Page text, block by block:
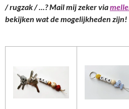
/ rugzak / ...? Mail mij zeker via
bekijken wat de mogelijkheden zijn!